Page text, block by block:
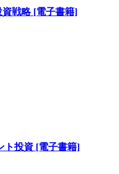
戦略 [電子書籍]
ト投資 [電子書籍]